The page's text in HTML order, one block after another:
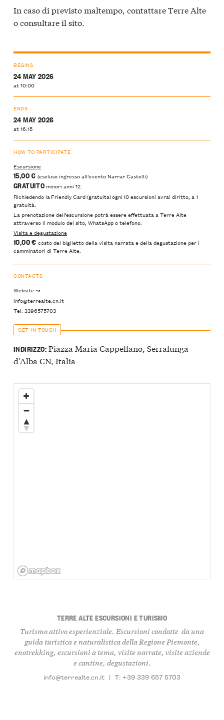
In caso di previsto maltempo, contattare Terre Alte
o consultare il sito.
BEGINS
24 MAY 2026
at 10:00
ENDS
24 MAY 2026
at 16:15
HOW TO PARTICIPATE
Escursione
15,00 € (escluso ingresso all’evento Narrar Castelli)
GRATUITOminori anni 12.
Richiedendo la Friendly Card (gratuita) ogni 10 escursioni avrai diritto, a 1
gratuità.
La prenotazione dell’escursione potrà essere effettuata a Terre Alte
attraverso il modulo del sito, WhatsApp o telefono.
Visita e degustazione
10,00 € costo del biglietto della visita narrata e della degustazione per i
camminatori di Terre Alte.
CONTACTS
Website ↝
info@terrealte.cn.it
Tel: 3396575703
GET IN TOUCH
INDIRIZZO:Piazza Maria Cappellano, Serralunga
d'Alba CN, Italia
TERRE ALTE ESCURSIONI E TURISMO
Turismo attivo esperienziale. Escursioni condotte da una
guida turistica e naturalistica della Regione Piemonte,
enotrekking, escursioni a tema, visite narrate, visite aziende
e cantine, degustazioni.
info@terrealte.cn.it | T: +39 339 657 5703